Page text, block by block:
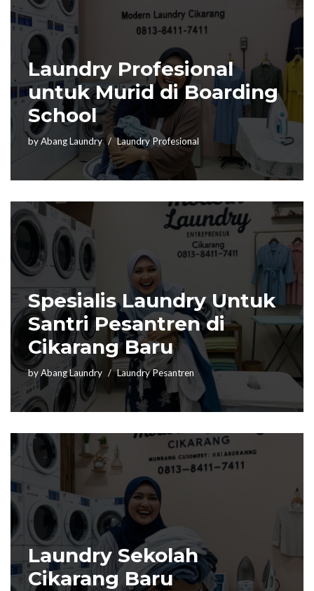
Laundry Profesional
untuk Murid di Boarding
School
byAbang Laundry Laundry Profesional
Spesialis Laundry Untuk
Santri Pesantren di
Cikarang Baru
byAbang Laundry Laundry Pesantren
Laundry Sekolah
Cikarang Baru